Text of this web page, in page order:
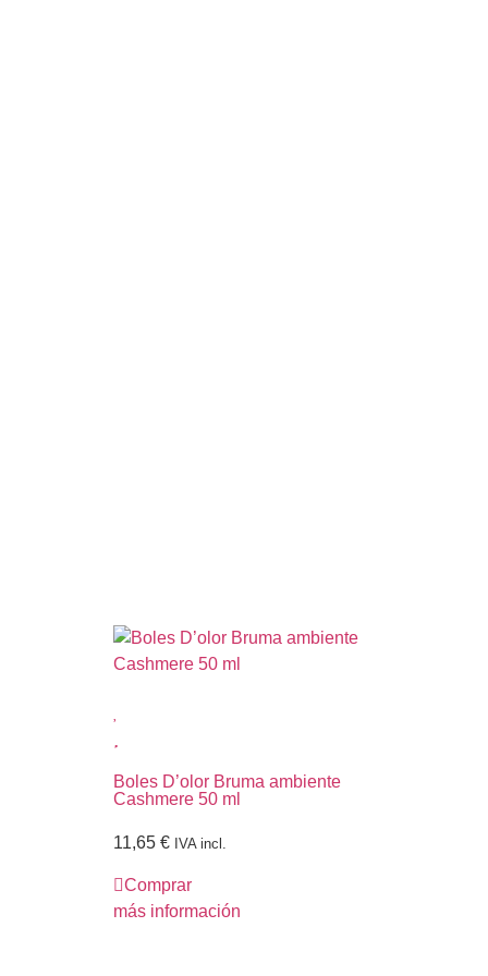
Boles D’olor Bruma ambiente
Cashmere 50 ml
11,65 € IVA incl.
Comprar
más información